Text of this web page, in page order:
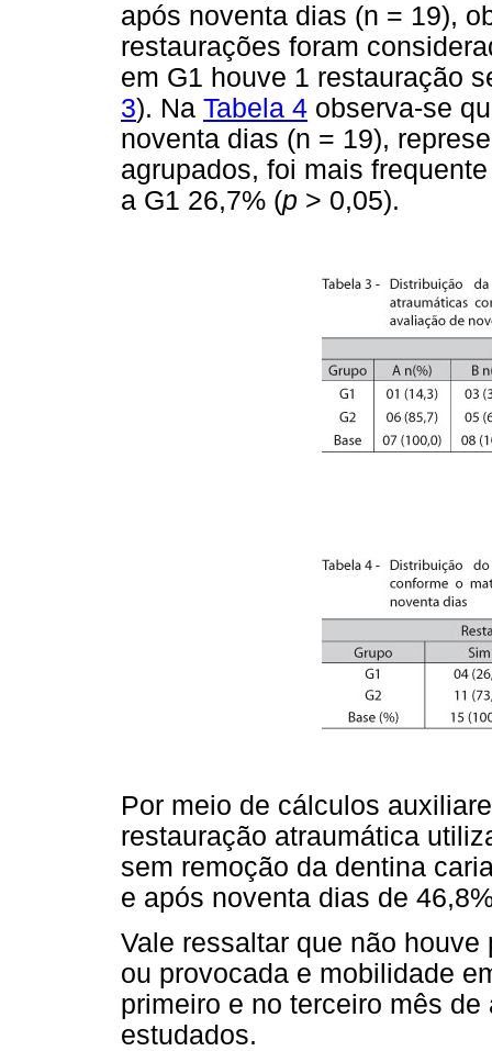
após noventa dias (n = 19),
restaurações foram
em G1 houve 1 restauração
3). Na Tabela 4 observa-se
noventa dias (n = 19),
agrupados, foi mais
a G1 26,7% (p > 0,05).
Por meio de cálculos
restauração atraumática
sem remoção da dentina
e após noventa dias de
Vale ressaltar que não
ou provocada e mobilidade
primeiro e no terceiro mês
estudados.